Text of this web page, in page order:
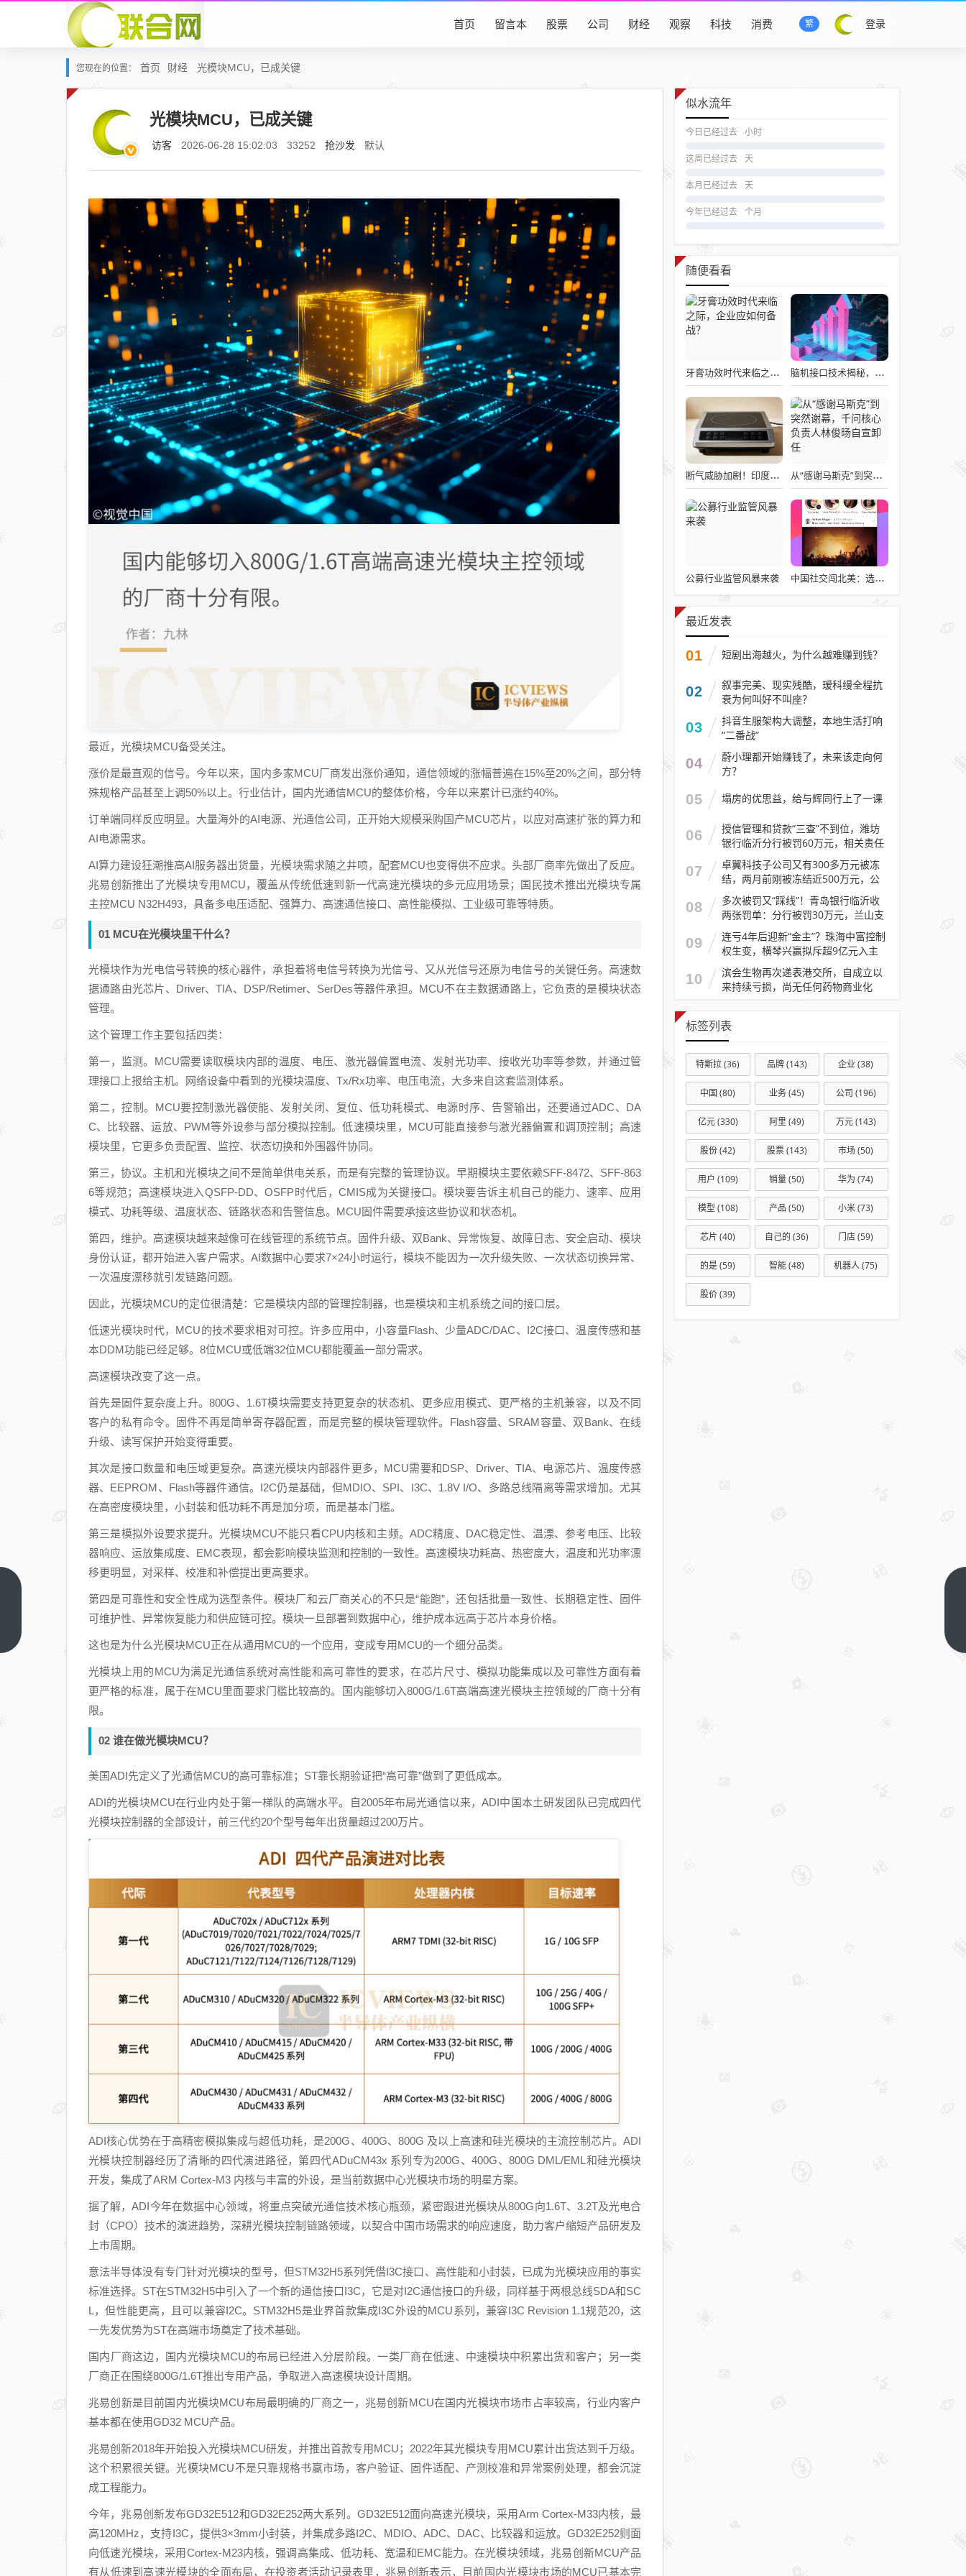
登录
繁
首页 留言本 股票 公司 财经 观察 科技 消费
您现在的位置： 首页 财经 光模块MCU，已成关键
光模块MCU，已成关键
访客 2026-06-28 15:02:03 33252 抢沙发 默认
最近，光模块MCU备受关注。
涨价是最直观的信号。今年以来，国内多家MCU厂商发出涨价通知，通信领域的涨幅普遍在15%至20%之间，部分特
殊规格产品甚至上调50%以上。行业估计，国内光通信MCU的整体价格，今年以来累计已涨约40%。
订单端同样反应明显。大量海外的AI电源、光通信公司，正开始大规模采购国产MCU芯片，以应对高速扩张的算力和
AI电源需求。
AI算力建设狂潮推高AI服务器出货量，光模块需求随之井喷，配套MCU也变得供不应求。头部厂商率先做出了反应。
兆易创新推出了光模块专用MCU，覆盖从传统低速到新一代高速光模块的多元应用场景；国民技术推出光模块专属
主控MCU N32H493，具备多电压适配、强算力、高速通信接口、高性能模拟、工业级可靠等特质。
01 MCU在光模块里干什么？
光模块作为光电信号转换的核心器件，承担着将电信号转换为光信号、又从光信号还原为电信号的关键任务。高速数
据通路由光芯片、Driver、TIA、DSP/Retimer、SerDes等器件承担。MCU不在主数据通路上，它负责的是模块状态
管理。
这个管理工作主要包括四类：
第一，监测。MCU需要读取模块内部的温度、电压、激光器偏置电流、发射光功率、接收光功率等参数，并通过管
理接口上报给主机。网络设备中看到的光模块温度、Tx/Rx功率、电压电流，大多来自这套监测体系。
第二，控制。MCU要控制激光器使能、发射关闭、复位、低功耗模式、电源时序、告警输出，还要通过ADC、DA
C、比较器、运放、PWM等外设参与部分模拟控制。低速模块里，MCU可能直接参与激光器偏置和调顶控制；高速
模块里，它更多负责配置、监控、状态切换和外围器件协同。
第三，协议。主机和光模块之间不是简单供电关系，而是有完整的管理协议。早期模块主要依赖SFF-8472、SFF-863
6等规范；高速模块进入QSFP-DD、OSFP时代后，CMIS成为关键接口。模块要告诉主机自己的能力、速率、应用
模式、功耗等级、温度状态、链路状态和告警信息。MCU固件需要承接这些协议和状态机。
第四，维护。高速模块越来越像可在线管理的系统节点。固件升级、双Bank、异常恢复、故障日志、安全启动、模块
身份认证，都开始进入客户需求。AI数据中心要求7×24小时运行，模块不能因为一次升级失败、一次状态切换异常、
一次温度漂移就引发链路问题。
因此，光模块MCU的定位很清楚：它是模块内部的管理控制器，也是模块和主机系统之间的接口层。
低速光模块时代，MCU的技术要求相对可控。许多应用中，小容量Flash、少量ADC/DAC、I2C接口、温度传感和基
本DDM功能已经足够。8位MCU或低端32位MCU都能覆盖一部分需求。
高速模块改变了这一点。
首先是固件复杂度上升。800G、1.6T模块需要支持更复杂的状态机、更多应用模式、更严格的主机兼容，以及不同
客户的私有命令。固件不再是简单寄存器配置，而是完整的模块管理软件。Flash容量、SRAM容量、双Bank、在线
升级、读写保护开始变得重要。
其次是接口数量和电压域更复杂。高速光模块内部器件更多，MCU需要和DSP、Driver、TIA、电源芯片、温度传感
器、EEPROM、Flash等器件通信。I2C仍是基础，但MDIO、SPI、I3C、1.8V I/O、多路总线隔离等需求增加。尤其
在高密度模块里，小封装和低功耗不再是加分项，而是基本门槛。
第三是模拟外设要求提升。光模块MCU不能只看CPU内核和主频。ADC精度、DAC稳定性、温漂、参考电压、比较
器响应、运放集成度、EMC表现，都会影响模块监测和控制的一致性。高速模块功耗高、热密度大，温度和光功率漂
移更明显，对采样、校准和补偿提出更高要求。
第四是可靠性和安全性成为选型条件。模块厂和云厂商关心的不只是“能跑”，还包括批量一致性、长期稳定性、固件
可维护性、异常恢复能力和供应链可控。模块一旦部署到数据中心，维护成本远高于芯片本身价格。
这也是为什么光模块MCU正在从通用MCU的一个应用，变成专用MCU的一个细分品类。
光模块上用的MCU为满足光通信系统对高性能和高可靠性的要求，在芯片尺寸、模拟功能集成以及可靠性方面有着
更严格的标准，属于在MCU里面要求门槛比较高的。国内能够切入800G/1.6T高端高速光模块主控领域的厂商十分有
限。
02 谁在做光模块MCU？
美国ADI先定义了光通信MCU的高可靠标准；ST靠长期验证把“高可靠”做到了更低成本。
ADI的光模块MCU在行业内处于第一梯队的高端水平。自2005年布局光通信以来，ADI中国本土研发团队已完成四代
光模块控制器的全部设计，前三代约20个型号每年出货量超过200万片。
ADI核心优势在于高精密模拟集成与超低功耗，是200G、400G、800G 及以上高速和硅光模块的主流控制芯片。ADI
光模块控制器经历了清晰的四代演进路径，第四代ADuCM43x 系列专为200G、400G、800G DML/EML和硅光模块
开发，集成了ARM Cortex-M3 内核与丰富的外设，是当前数据中心光模块市场的明星方案。
据了解，ADI今年在数据中心领域，将重点突破光通信技术核心瓶颈，紧密跟进光模块从800G向1.6T、3.2T及光电合
封（CPO）技术的演进趋势，深耕光模块控制链路领域，以契合中国市场需求的响应速度，助力客户缩短产品研发及
上市周期。
意法半导体没有专门针对光模块的型号，但STM32H5系列凭借I3C接口、高性能和小封装，已成为光模块应用的事实
标准选择。ST在STM32H5中引入了一个新的通信接口I3C，它是对I2C通信接口的升级，同样基于两根总线SDA和SC
L，但性能更高，且可以兼容I2C。STM32H5是业界首款集成I3C外设的MCU系列，兼容I3C Revision 1.1规范20，这
一先发优势为ST在高端市场奠定了技术基础。
国内厂商这边，国内光模块MCU的布局已经进入分层阶段。一类厂商在低速、中速模块中积累出货和客户；另一类
厂商正在围绕800G/1.6T推出专用产品，争取进入高速模块设计周期。
兆易创新是目前国内光模块MCU布局最明确的厂商之一，兆易创新MCU在国内光模块市场市占率较高，行业内客户
基本都在使用GD32 MCU产品。
兆易创新2018年开始投入光模块MCU研发，并推出首款专用MCU；2022年其光模块专用MCU累计出货达到千万级。
这个积累很关键。光模块MCU不是只靠规格书赢市场，客户验证、固件适配、产测校准和异常案例处理，都会沉淀
成工程能力。
今年，兆易创新发布GD32E512和GD32E252两大系列。GD32E512面向高速光模块，采用Arm Cortex-M33内核，最
高120MHz，支持I3C，提供3×3mm小封装，并集成多路I2C、MDIO、ADC、DAC、比较器和运放。GD32E252则面
向低速光模块，采用Cortex-M23内核，强调高集成、低功耗、宽温和EMC能力。在光模块领域，兆易创新MCU产品
有从低速到高速光模块的全面布局，在投资者活动记录表里，兆易创新表示，目前国内光模块市场的MCU已基本完
似水流年
今日已经过去 小时
这周已经过去 天
本月已经过去 天
今年已经过去 个月
随便看看
牙膏功效时代来临之际，企业应如何备战？ 脑机接口技术揭秘，引领读心术革命的领跑者大盘点
断气威胁加剧！印度民众疯抢电磁炉 制造商将从中国空运部件 从“感谢马斯克”到突然谢幕，千问核心负责人林俊旸自宣卸任
公募行业监管风暴来袭 中国社交闯北美：选择远大于努力
最近发表
01 短剧出海越火，为什么越难赚到钱？
02
叙事完美、现实残酷，瑷科缦全程抗
衰为何叫好不叫座？
03
抖音生服架构大调整，本地生活打响
“二番战”
04
蔚小理都开始赚钱了，未来该走向何
方？
05 塌房的优思益，给与辉同行上了一课
06
授信管理和贷款“三查”不到位，潍坊
银行临沂分行被罚60万元，相关责任
人被警告
07
卓翼科技子公司又有300多万元被冻
结，两月前刚被冻结近500万元，公
司去年预计亏损至少2.1亿元
08
多次被罚又“踩线”！青岛银行临沂收
两张罚单：分行被罚30万元，兰山支
行被罚30万元
09
连亏4年后迎新“金主”？珠海中富控制
权生变，横琴兴赢拟斥超9亿元入主
10
滨会生物再次递表港交所，自成立以
来持续亏损，尚无任何药物商业化
标签列表
特斯拉(36) 品牌(143) 企业(38)
中国 (80) 业务(45) 公司 (196)
亿元(330) 阿里 (49) 万元(143)
股份(42) 股票(143) 市场(50)
用户 (109) 销量(50) 华为 (74)
模型 (108) 产品 (50) 小米(73)
芯片 (40) 自己的 (36) 门店(59)
的是(59) 智能(48) 机器人(75)
股价(39)